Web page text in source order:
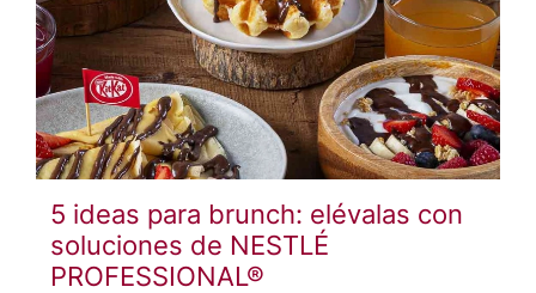
5 ideas para brunch: elévalas con
soluciones de NESTLÉ
PROFESSIONAL®